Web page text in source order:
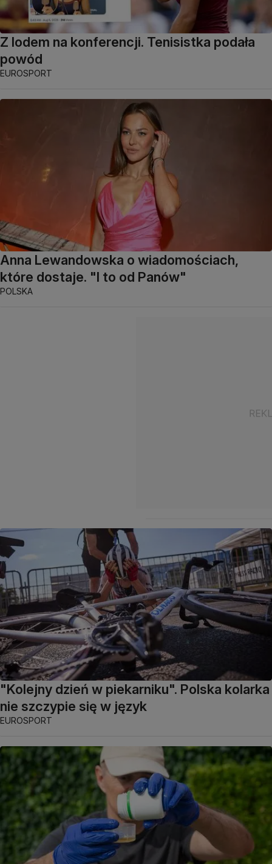
Z lodem na konferencji. Tenisistka podała
powód
EUROSPORT
Anna Lewandowska o wiadomościach,
które dostaje. "I to od Panów"
POLSKA
"Kolejny dzień w piekarniku". Polska kolarka
nie szczypie się w język
EUROSPORT